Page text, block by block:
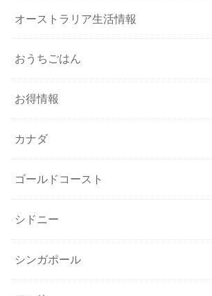
オーストラリア生活情報
おうちごはん
お得情報
カナダ
ゴールドコースト
シドニー
シンガポール